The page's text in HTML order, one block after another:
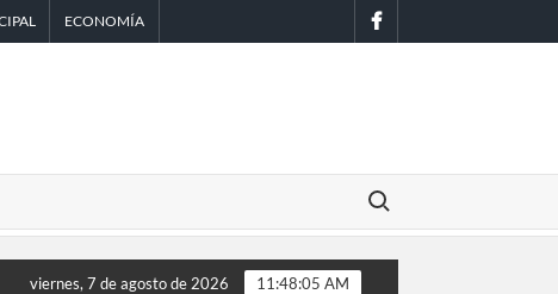
ECONOMÍA facebook
Buscar:
Scouts en México EE.UU. amplía revisión de redes sociales
viernes, 7 de agosto de 2026 11:48:06 AM